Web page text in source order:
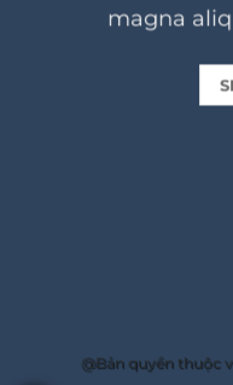
magna
@Bản quyền thuộc